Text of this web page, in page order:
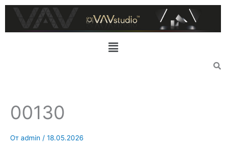
Перейти
содержимому
Меню
00130
От admin / 18.05.2026